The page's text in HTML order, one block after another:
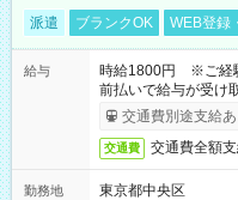
派遣 ブランクOK WEB登録
給与
時給1800円 ※ご経
前払いで給与が受け
交通費別途支給あ
交通費 交通費全額支
勤務地
東京都中央区